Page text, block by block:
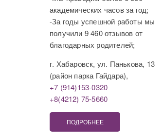
академических часов за год;
-За годы успешной работы мы
получили 9 460 отзывов от
благодарных родителей;
г. Хабаровск, ул. Панькова, 13
(район парка Гайдара),
+7 (914)153-0320
+8(4212) 75-5660
ПОДРОБНЕЕ